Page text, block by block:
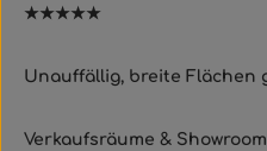
★★★★★
Unauffällig, breite Flächen
Verkaufsräume &